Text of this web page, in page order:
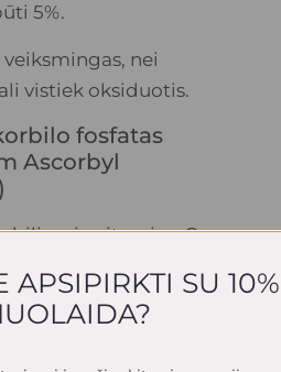
5%.
nei
vistiek oksiduotis.
fosfatas
Ascorbyl
vitamino C
labiausiai
ir gali veiksmingai
APSIPIRKTI SU 10%